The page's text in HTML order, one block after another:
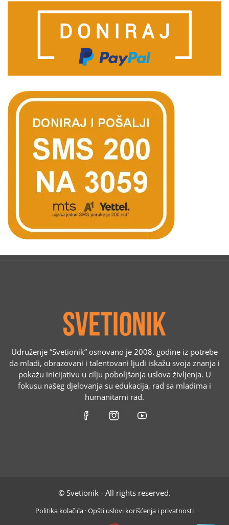
Udruženje “Svetionik” osnovano je 2008. godine iz potrebe
da mladi, obrazovani i talentovani ljudi iskažu svoja znanja i
pokažu inicijativu u cilju poboljšanja uslova življenja. U
fokusu našeg djelovanja su edukacija, rad sa mladima i
humanitarni rad.
© Svetionik - All rights reserved.
Politika kolačića ·Opšti uslovi korišćenja i privatnosti